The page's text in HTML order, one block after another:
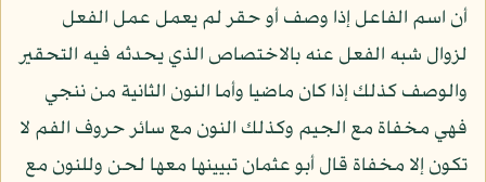
أن اسم الفاعل إذا وصف أو حقر لم يعمل عمل الفعل
لزوال شبه الفعل عنه بالاختصاص الذي يحدثه فيه التحقير
والوصف كذلك إذا كان ماضيا وأما النون الثانية من ننجي
فهي مخفاة مع الجيم وكذلك النون مع سائر حروف الفم لا
تكون إلا مخفاة قال أبو عثمان تبيينها معها لحن وللنون مع